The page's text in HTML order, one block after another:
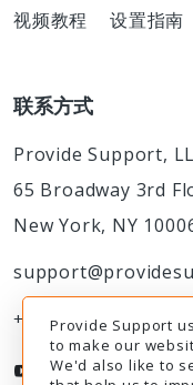
视频教程 设置指南
联系方式
Provide Support,
65 Broadway 3rd
New York, NY
+1-888-777-9930
Provide Support
to make our
We'd also like to